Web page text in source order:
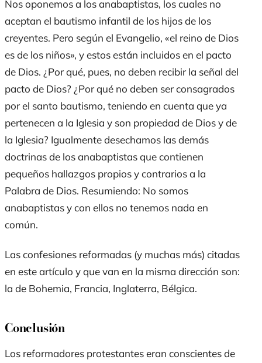
Nos oponemos a los anabaptistas, los cuales no
aceptan el bautismo infantil de los hijos de los
creyentes. Pero según el Evangelio, «el reino de Dios
es de los niños», y estos están incluidos en el pacto
de Dios. ¿Por qué, pues, no deben recibir la señal del
pacto de Dios? ¿Por qué no deben ser consagrados
por el santo bautismo, teniendo en cuenta que ya
pertenecen a la Iglesia y son propiedad de Dios y de
la Iglesia? Igualmente desechamos las demás
doctrinas de los anabaptistas que contienen
pequeños hallazgos propios y contrarios a la
Palabra de Dios. Resumiendo: No somos
anabaptistas y con ellos no tenemos nada en
común.
Las confesiones reformadas (y muchas más) citadas
en este artículo y que van en la misma dirección son:
la de Bohemia, Francia, Inglaterra, Bélgica.
Conclusión
Los reformadores protestantes eran conscientes de